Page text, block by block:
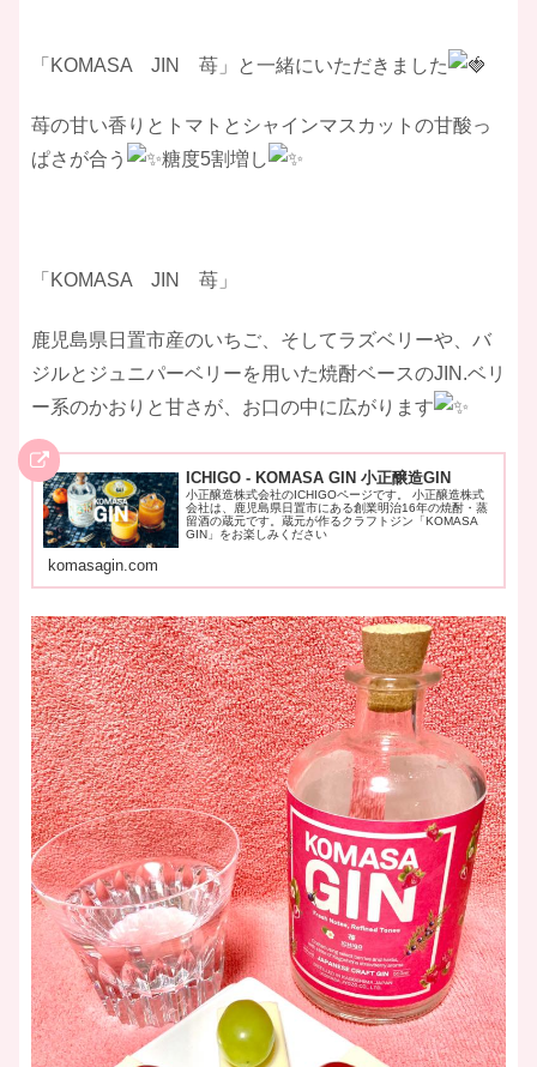
「KOMASA JIN 苺」と一緒にいただきました
苺の甘い香りとトマトとシャインマスカットの甘酸っ
ぱさが合う
糖度5割増し
「KOMASA JIN 苺」
鹿児島県日置市産のいちご、そしてラズベリーや、バ
ジルとジュニパーベリーを用いた焼酎ベースのJIN.ベリ
ー系のかおりと甘さが、お口の中に広がります
ICHIGO - KOMASA GIN 小正醸造GIN
小正醸造株式会社のICHIGOページです。 小正醸造株式
会社は、鹿児島県日置市にある創業明治16年の焼酎・蒸
留酒の蔵元です。蔵元が作るクラフトジン「KOMASA
GIN」をお楽しみください
komasagin.com